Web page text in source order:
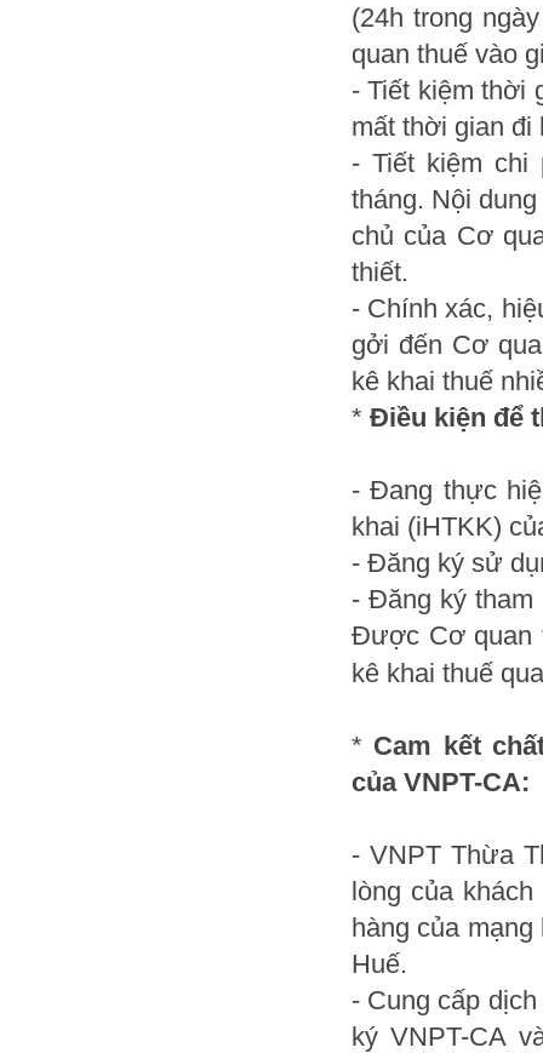
(24h trong
quan thuế vào
- Tiết kiệm thời
mất thời gian đi
- Tiết kiệm chi
tháng. Nội
chủ của Cơ
thiết.
- Chính xác,
gởi đến Cơ
kê khai thuế
* Điều kiện để
- Đang thực
khai (iHTKK)
- Đăng ký sử
- Đăng ký tham
Được Cơ quan
kê khai thuế
* Cam kết
của VNPT-CA:
- VNPT Thừa
lòng của
hàng của
Huế.
- Cung cấp
ký VNPT-CA